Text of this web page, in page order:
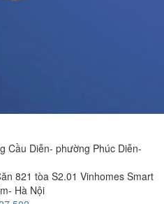
Cầu Diễn- phường Phúc Diễn-
821 tòa S2.01 Vinhomes Smart
Hà Nội